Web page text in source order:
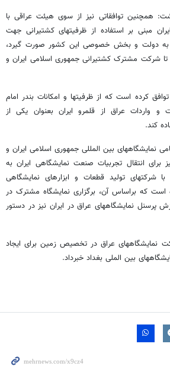
همچنین توافقاتی نیز از سوی هیئت عراقی با
مبنی بر استفاده از ظرفیتهای کشتیرانی جهت
به دولت و بخش خصوصی این کشور صورت گیرد،
شرکت مشترک کشتیرانی جمهوری اسلامی ایران و
کرده است که از ظرفیتها و امکانات بندر امام
و واردات عراق از قلمرو ایران بعنوان یکی از
کند.
نمایشگاههای بین المللی جمهوری اسلامی ایران و
برای انتقال تجربیات صنعت نمایشگاهی ایران به
شرکتهای تولید قطعات و ابزارهای نمایشگاهی
است که براساس آن، برگزاری نمایشگاه مشترک در
نمایشگاههای عراق در ایران نیز در دستور
نمایشگاههای عراق در تخصیص زمین برای ایجاد
بین الملی بغداد خبرداد.